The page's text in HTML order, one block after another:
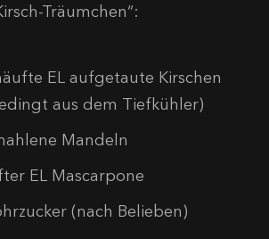
Träumchen“:
EL aufgetaute Kirschen
aus dem Tiefkühler)
Mandeln
EL Mascarpone
(nach Belieben)